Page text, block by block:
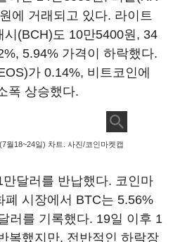
에 거래되고 있다. 라이트
시(BCH)도 10만5400원, 34
5.94% 가격이 하락했다.
가 0.14%, 비트코인에
폭 상승했다.
월18~24일) 차트. 사진/코인마켓캡
달러를 반납했다. 코인마
폐 시장에서 BTC는 5.56%
러를 기록했다. 19일 이후 1
복했지만, 전반적인 하락장